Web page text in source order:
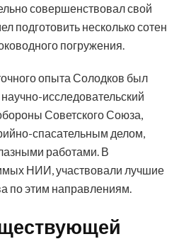
опыта Солодков был
исследовательский
Советского Союза,
спасательным делом,
работами. В
НИИ, участвовали лучшие
по этим направлениям.